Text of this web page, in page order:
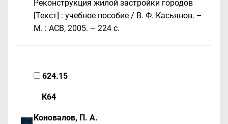
Реконструкция жилой застройки городов
[Текст] : учебное пособие / В. Ф. Касьянов. –
М. : АСВ, 2005. – 224 с.
624.15
К64
Коновалов, П. А.